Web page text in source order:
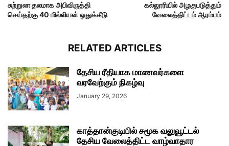
சுற்றுலா தலமாக அபிவிருத்தி
செய்தற்கு 40 மில்லியன் ஒதுக்கீடு
கல்லூரியில் அழகுபடுத்தும்
வேலைத்திட்டம் ஆரம்பம்
RELATED ARTICLES
தேசிய ரீதியாக மாணவர்களை
வரவேற்கும் நிகழ்வு
January 29, 2026
காத்தான்குடியில் சமூக வலுவூட்டல்
தேசிய வேலைத்திட்ட வாழ்வாதார